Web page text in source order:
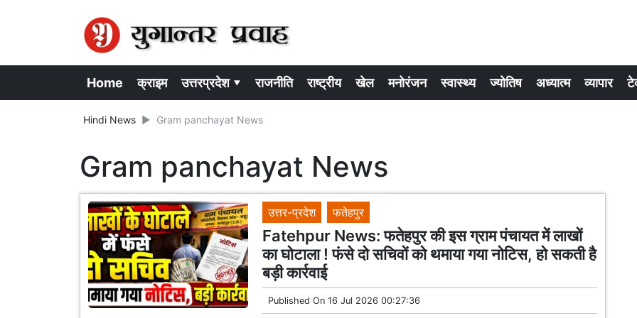
Home क्राइम उत्तरप्रदेश ▾ राजनीति राष्ट्रीय खेल मनोरंजन स्वास्थ्य ज्योतिष अध्यात्म व्यापार
Hindi News Gram panchayat News
Gram panchayat News
उत्तर-प्रदेश फतेहपुर
Fatehpur News: फतेहपुर की इस ग्राम पंचायत में लाखों
का घोटाला ! फंसे दो सचिवों को थमाया गया नोटिस, हो सकती है
बड़ी कार्रवाई
Published On 16 Jul 2026 00:27:36